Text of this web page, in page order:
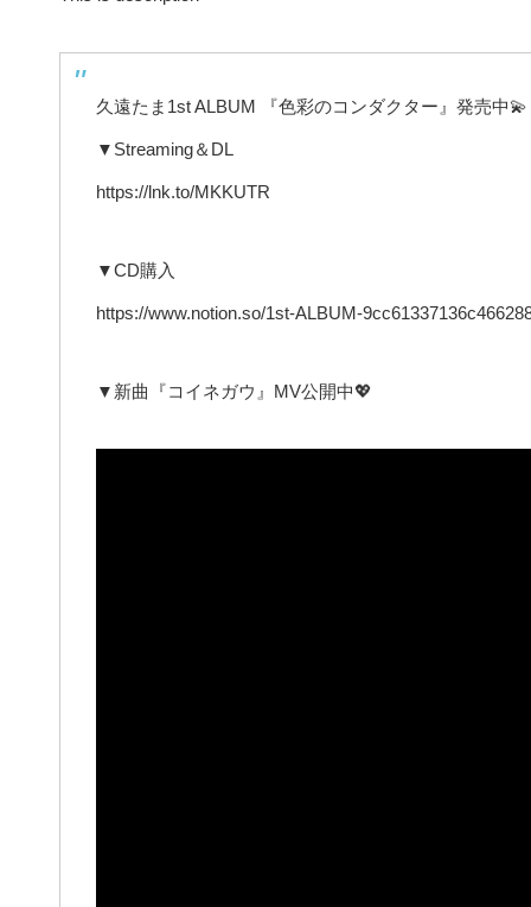
久遠たま1st ALBUM 『色彩のコンダクター』発売中💫
▼Streaming＆DL
https://lnk.to/MKKUTR
▼CD購入
https://www.notion.so/1st-ALBUM-
▼新曲『コイネガウ』MV公開中💖